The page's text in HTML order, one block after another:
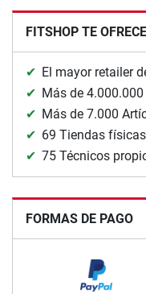
FITSHOP TE OFRECE
El mayor retailer
Más de
Más de 7.000
69 Tiendas
75 Técnicos
FORMAS DE PAGO